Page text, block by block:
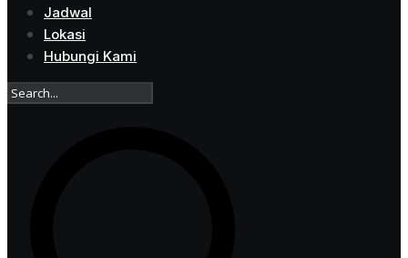
Jadwal
Lokasi
Hubungi Kami